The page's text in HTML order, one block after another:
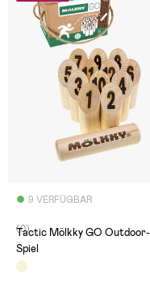
9 VERFÜGBAR
(0)
Tactic Mölkky GO Outdoor-
Spiel